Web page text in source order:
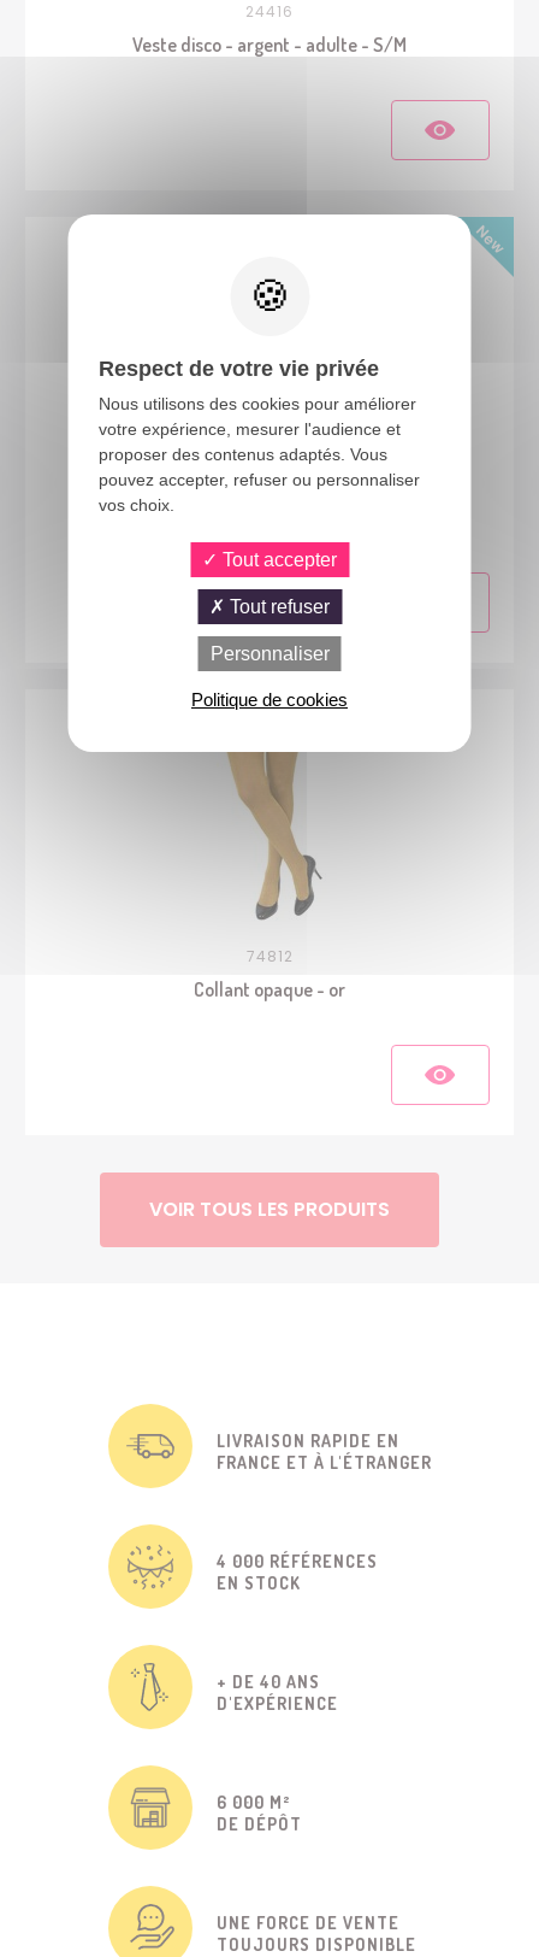
24416
Veste disco - argent - adulte - S/M
24410
Gilet disco à capuche - or - adulte - S/M
74812
Collant opaque - or
VOIR TOUS LES PRODUITS
LIVRAISON RAPIDE EN
FRANCE ET À L'ÉTRANGER
4 000 RÉFÉRENCES
EN STOCK
+ DE 40 ANS
D'EXPÉRIENCE
6 000 M²
DE DÉPÔT
UNE FORCE DE VENTE
TOUJOURS DISPONIBLE
Respect de votre vie privée
Nous utilisons des cookies pour améliorer
votre expérience, mesurer l'audience et
proposer des contenus adaptés. Vous
pouvez accepter, refuser ou personnaliser
vos choix.
Tout accepter
Tout refuser
Personnaliser
Politique de cookies